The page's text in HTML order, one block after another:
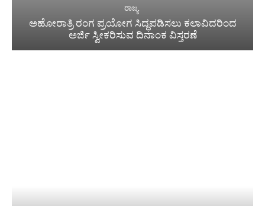
ರಾಜ್ಯ
ಅಹೋರಾತ್ರಿ ರಂಗ ಪ್ರಯೋಗ ಸಿದ್ಧಪಡಿಸಲು ಕಲಾವಿದರಿಂದ
ಅರ್ಜಿ ಸ್ವೀಕರಿಸುವ ದಿನಾಂಕ ವಿಸ್ತರಣೆ